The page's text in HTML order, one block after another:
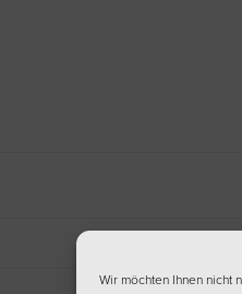
Wir möchten Ihnen nicht